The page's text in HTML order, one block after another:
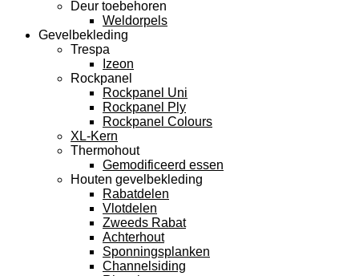
Deur toebehoren
Weldorpels
Gevelbekleding
Trespa
Izeon
Rockpanel
Rockpanel Uni
Rockpanel Ply
Rockpanel Colours
XL-Kern
Thermohout
Gemodificeerd essen
Houten gevelbekleding
Rabatdelen
Vlotdelen
Zweeds Rabat
Achterhout
Sponningsplanken
Channelsiding